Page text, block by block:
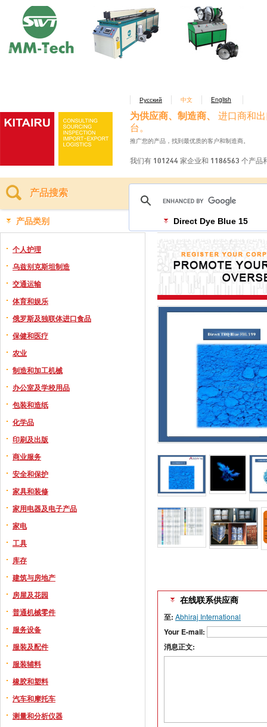
Русский 中文 English
为供应商、制造商、
进口商和
台。
推广您的产品，找到最优质的客户和制造商。
我们有 101244 家企业和 1186563 个产品
产品搜索
产品类别
个人护理
乌兹别克斯坦制造
交通运输
体育和娱乐
俄罗斯及独联体进口食品
保健和医疗
农业
制造和加工机械
办公室及学校用品
包装和造纸
化学品
印刷及出版
商业服务
安全和保护
家具和装修
家用电器及电子产品
家电
工具
库存
建筑与房地产
房屋及花园
普通机械零件
服务设备
服装及配件
服装辅料
橡胶和塑料
汽车和摩托车
测量和分析仪器
Direct Dye Blue 15
在线联系供应商
至: Abhiraj International
Your E-mail:
消息正文: